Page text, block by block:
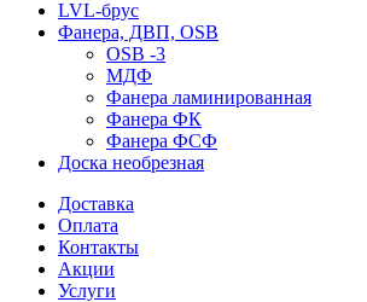
LVL-брус
Фанера, ДВП, OSB
OSB -3
МДФ
Фанера ламинированная
Фанера ФК
Фанера ФСФ
Доска необрезная
Доставка
Оплата
Контакты
Акции
Услуги